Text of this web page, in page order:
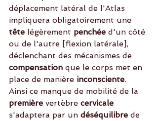
déplacement latéral de l'Atlas
impliquera obligatoirement une
tête légèrement penchée d'un côté
ou de l'autre [flexion latérale],
déclenchant des mécanismes de
compensation que le corps met en
place de manière inconsciente.
Ainsi ce manque de mobilité de la
première vertèbre cervicale
s'adaptera par un déséquilibre de